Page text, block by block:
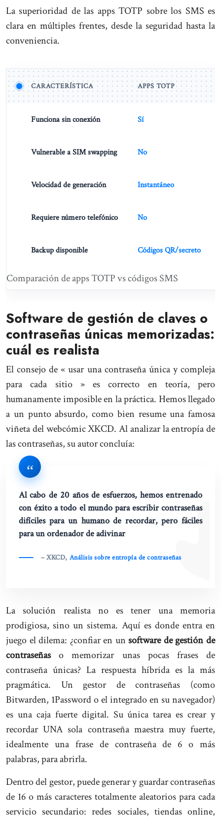
La superioridad de las apps TOTP sobre los SMS es
clara en múltiples frentes, desde la seguridad hasta la
conveniencia.
Comparación de apps TOTP vs códigos SMS
CARACTERÍSTICA APPS TOTP
Funciona sin conexión Sí
Vulnerable a SIM swapping No
Velocidad de generación Instantáneo
Requiere número telefónico No
Backup disponible Códigos QR/secreto
Software de gestión de claves o
contraseñas únicas memorizadas:
cuál es realista
El consejo de « usar una contraseña única y compleja
para cada sitio » es correcto en teoría, pero
humanamente imposible en la práctica. Hemos llegado
a un punto absurdo, como bien resume una famosa
viñeta del webcómic XKCD. Al analizar la entropía de
las contraseñas, su autor concluía:
Al cabo de 20 años de esfuerzos, hemos entrenado
con éxito a todo el mundo para escribir contraseñas
difíciles para un humano de recordar, pero fáciles
para un ordenador de adivinar
– XKCD, Análisis sobre entropía de contraseñas
La solución realista no es tener una memoria
prodigiosa, sino un sistema. Aquí es donde entra en
juego el dilema: ¿confiar en unsoftware de gestión de
contraseñaso memorizar unas pocas frases de
contraseña únicas? La respuesta híbrida es la más
pragmática. Un gestor de contraseñas (como
Bitwarden, 1Password o el integrado en su navegador)
es una caja fuerte digital. Su única tarea es crear y
recordar UNA sola contraseña maestra muy fuerte,
idealmente una frase de contraseña de 6 o más
palabras, para abrirla.
Dentro del gestor, puede generar y guardar contraseñas
de 16 o más caracteres totalmente aleatorios para cada
servicio secundario: redes sociales, tiendas online,